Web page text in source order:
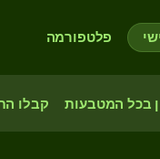
פלטפורמה
בכל המטבעות קבלו